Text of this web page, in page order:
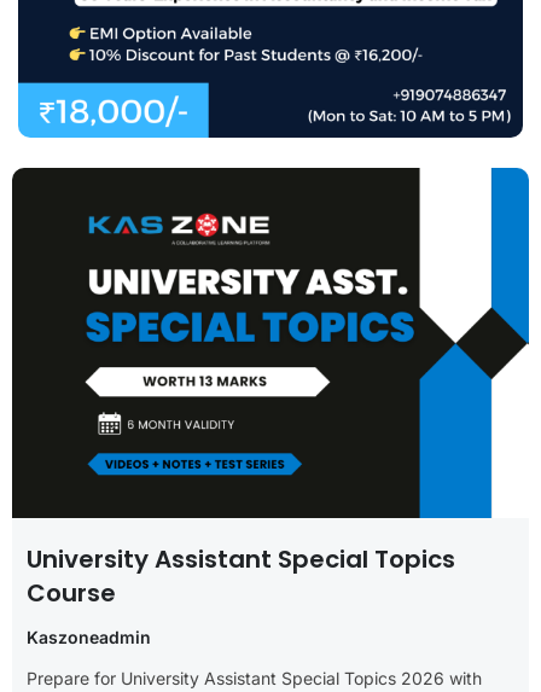
University Assistant Special Topics
Course
Kaszoneadmin
Prepare for University Assistant Special Topics 2026 with